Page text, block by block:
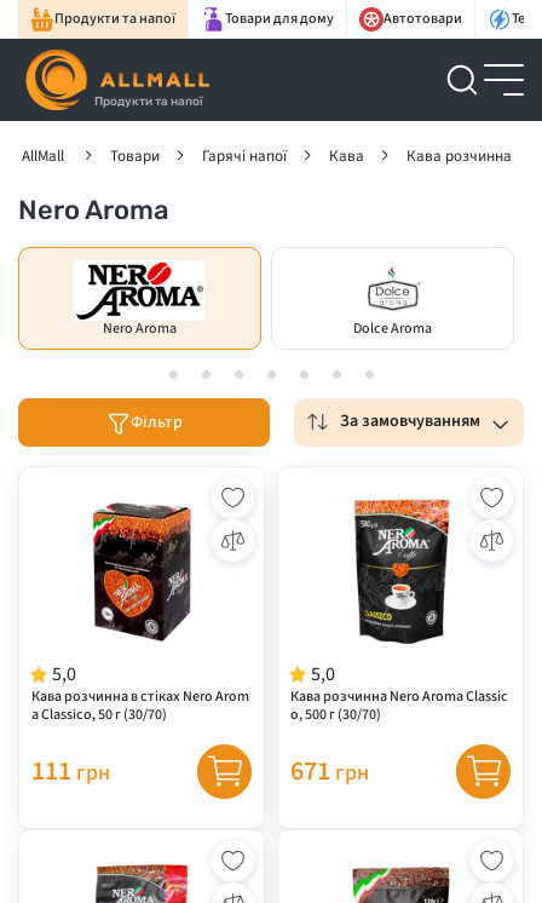
Продукти та напої Товари для дому Автотовари
Продукти та напої
AllMall Товари Гарячі напої Кава Кава розчинна
Nero Aroma
Nero Aroma Dolce Aroma
Фільтр За замовчуванням
5,0
Кава розчинна в стіках Nero Arom
a Classico, 50 г (30/70)
111 грн
5,0
Кава розчинна Nero Aroma Classic
o, 500 г (30/70)
671 грн